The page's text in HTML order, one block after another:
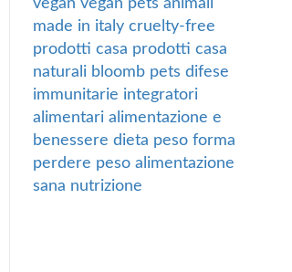
made in italy cruelty-free
prodotti casa prodotti casa
naturali bloomb pets difese
immunitarie integratori
alimentari alimentazione e
benessere dieta peso forma
perdere peso alimentazione
sana nutrizione